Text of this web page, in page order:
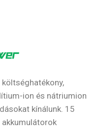
ion és nátriumion
kínálunk. 15